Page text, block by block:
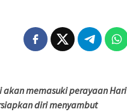
akan memasuki perayaan Hari
diri menyambut